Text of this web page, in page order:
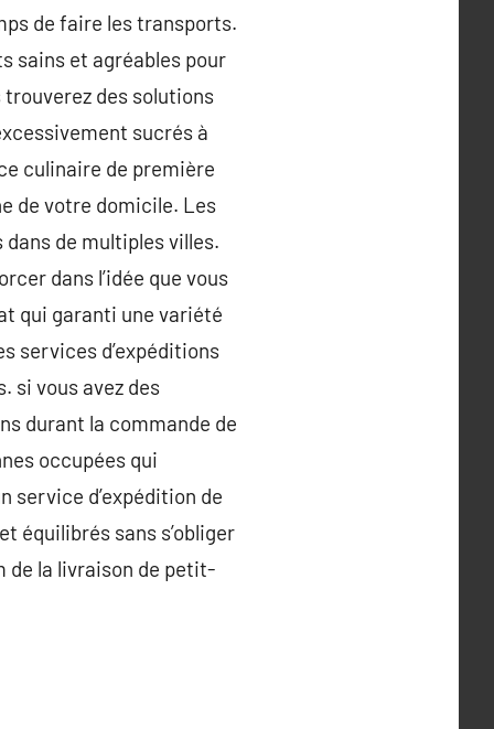
de faire les transports.
sains et agréables pour
trouverez des solutions
sucrés à
culinaire de première
de votre domicile. Les
de multiples villes.
dans l’idée que vous
qui garanti une variété
services d’expéditions
si vous avez des
durant la commande de
occupées qui
service d’expédition de
équilibrés sans s’obliger
de la livraison de petit-